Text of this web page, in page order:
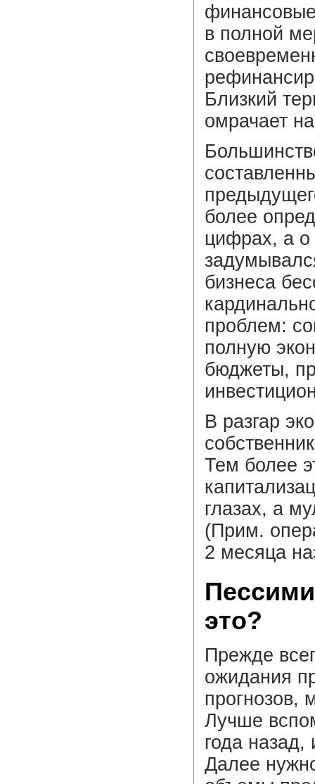
в полной
Близкий
омрачает
более
цифрах, а о
бизнеса
проблем:
полную
бюджеты,
В разгар
Тем более
глазах, а
(Прим.
2 месяца
это?
Прежде
ожидания
прогнозов,
Лучше
года назад,
Далее